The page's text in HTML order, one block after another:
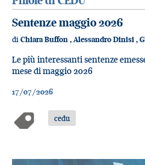
Sentenze maggio 2026
di Chiara Buffon , Alessandro Dinisi ,
Le più interessanti sentenze
mese di maggio 2026
17/07/2026
cedu